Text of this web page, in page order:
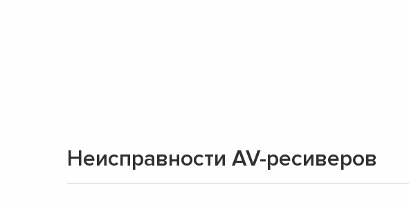
Неисправности AV-ресиверов